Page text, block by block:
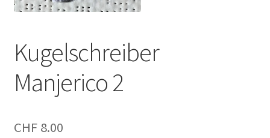
Kugelschreiber
Manjerico 2
CHF8.00